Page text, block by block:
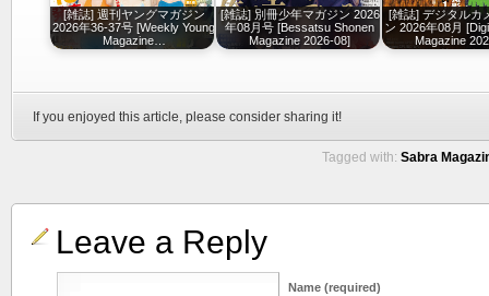
[雑誌] 週刊ヤングマガジン
2026年36-37号 [Weekly Young
Magazine…
[雑誌] 別冊少年マガジン 2026
年08月号 [Bessatsu Shonen
Magazine 2026-08]
[雑誌] デジタルカ
ン 2026年08月
Magazine
If you enjoyed this article, please consider sharing it!
Tagged with: Sabra
Leave a Reply
Name (required)